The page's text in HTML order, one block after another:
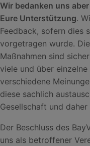
Wir bedanken uns
Eure Unterstützung.
Feedback, sofern dies
vorgetragen wurde.
Maßnahmen sind
viele und über
verschiedene
diese sachlich
Gesellschaft und
Der Beschluss des
uns als betroffener